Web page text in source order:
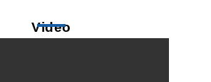
Video